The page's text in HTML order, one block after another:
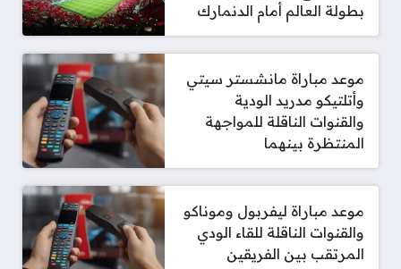
بطولة العالم أمام الدنمارك
موعد مباراة مانشستر سيتي
وأتلتيكو مدريد الودية
والقنوات الناقلة للمواجهة
المنتظرة بينهما
موعد مباراة ليفربول وموناكو
والقنوات الناقلة للقاء الودي
المرتقب بين الفريقين